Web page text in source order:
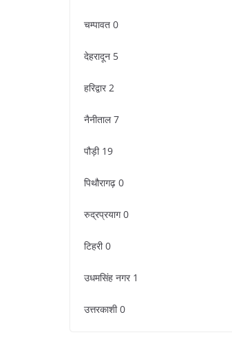
चम्पावत 0
देहरादून 5
हरिद्वार 2
नैनीताल 7
पौड़ी 19
पिथौरागढ़ 0
रुद्रप्रयाग 0
टिहरी 0
उधमसिंह नगर 1
उत्तरकाशी 0